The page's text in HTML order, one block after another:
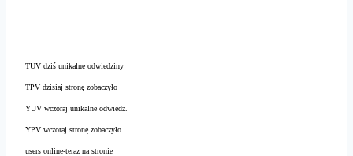
TUV dziś unikalne odwiedziny
TPV dzisiaj stronę zobaczyło
YUV wczoraj unikalne odwiedz.
YPV wczoraj stronę zobaczyło
users online-teraz na stronie